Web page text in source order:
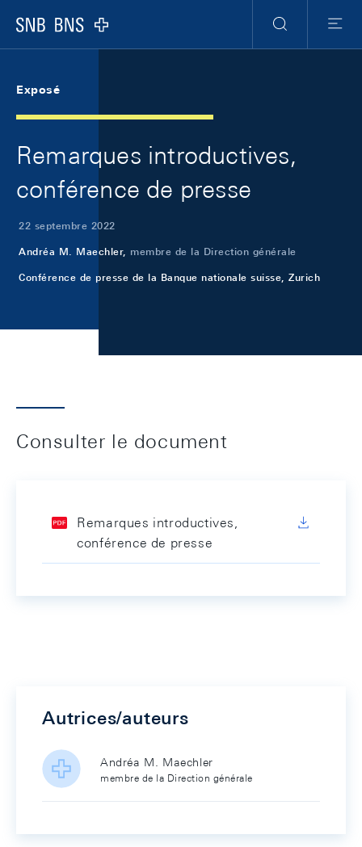
Logo
RechercheMenu
Exposé
Remarques introductives,
conférence de presse
22 septembre 2022
Andréa M. Maechler, membre de la Direction générale
Conférence de presse de la Banque nationale suisse, Zurich
Consulter le document
Remarques introductives,
conférence de presse
Autrices/auteurs
Andréa M. Maechler
membre de la Direction générale